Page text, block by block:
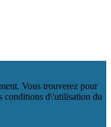
Vous trouverez pour
conditions d\'utilisation du